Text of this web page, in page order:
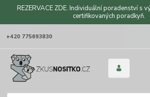
REZERVACE ZDE. Individuální poradenství s
certifikovaných poradkyň.
+420 775693830